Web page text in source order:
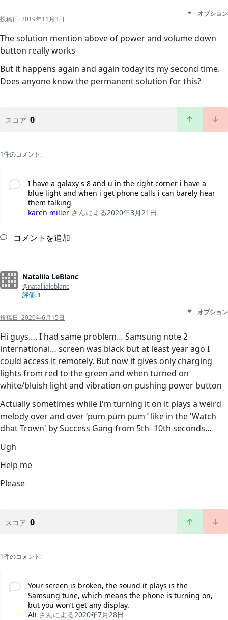
投稿日:2019年11月3日
オプション
The solution mention above of power and volume down
button really works
But it happens again and again today its my second time.
Does anyone know the permanent solution for this?
スコア 0
1件のコメント:
I have a galaxy s 8 and u in the right corner i have a
blue light and when i get phone calls i can barely hear
them talking
karen miller さんによる2020年3月21日
コメントを追加
Nataliia LeBlanc
@nataliialeblanc
評価: 1
投稿日:2020年6月15日
オプション
Hi guys…. I had same problem… Samsung note 2
international… screen was black but at least year ago I
could access it remotely. But now it gives only charging
lights from red to the green and when turned on
white/bluish light and vibration on pushing power button
Actually sometimes while I'm turning it on it plays a weird
melody over and over ‘pum pum pum ’ like in the 'Watch
dhat Trown' by Success Gang from 5th- 10th seconds…
Ugh
Help me
Please
スコア 0
1件のコメント:
Your screen is broken, the sound it plays is the
Samsung tune, which means the phone is turning on,
but you won’t get any display.
Ali さんによる2020年7月28日